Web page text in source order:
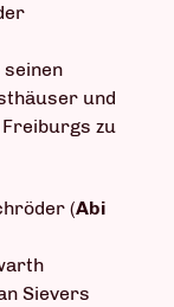
seinen
und
zu
(Abi
Sievers